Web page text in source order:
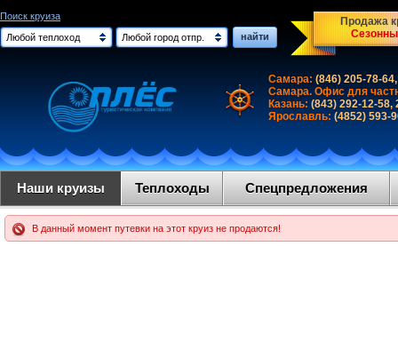
Поиск круиза
Любой теплоход
Любой город отпр. найти
Продажа
Самара: (846) 205-78-
Самара. Офис для
Казань: (843) 292-12-58,
Ярославль: (4852) 593-
Наши круизы Теплоходы Спецпредложения
В данный момент путевки на этот круиз не продаются!